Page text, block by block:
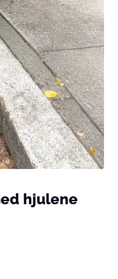
hjulene